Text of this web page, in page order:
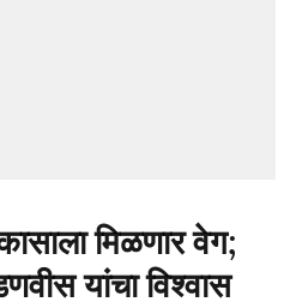
मिळणार वेग;
यांचा विश्वास